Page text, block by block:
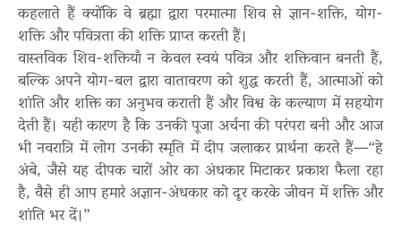
कहलाते हैं क्योंकि वे ब्रह्मा द्वारा परमात्मा शिव से ज्ञान-शक्ति, योग-
शक्ति और पवित्रता की शक्ति प्राप्त करती हैं।
वास्तविक शिव-शक्तियाँ न केवल स्वयं पवित्र और शक्तिवान बनती हैं,
बल्कि अपने योग-बल द्वारा वातावरण को शुद्ध करती हैं, आत्माओं को
शांति और शक्ति का अनुभव कराती हैं और विश्व के कल्याण में सहयोग
देती हैं। यही कारण है कि उनकी पूजा अर्चना की परंपरा बनी और आज
भी नवरात्रि में लोग उनकी स्मृति में दीप जलाकर प्रार्थना करते हैं—“हे
अंबे, जैसे यह दीपक चारों ओर का अंधकार मिटाकर प्रकाश फैला रहा
है, वैसे ही आप हमारे अज्ञान-अंधकार को दूर करके जीवन में शक्ति और
शांति भर दें।”